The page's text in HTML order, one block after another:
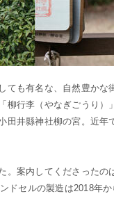
ても有名な、自然豊か
行李（やなぎごうり）
田井縣神社柳の宮。近
案内してくださったの
ドセルの製造は2018年